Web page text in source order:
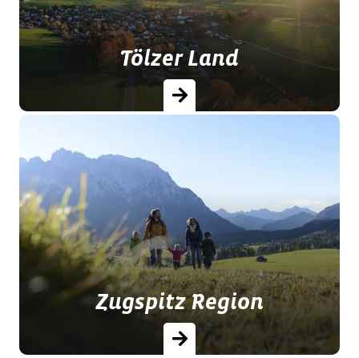
Tölzer Land
Naturerleben, Erholung und Sport
lassen sich hier wunderbar
kombinieren. Im Tölzer Land kann
man das Leben spüren.
Zugspitz Region